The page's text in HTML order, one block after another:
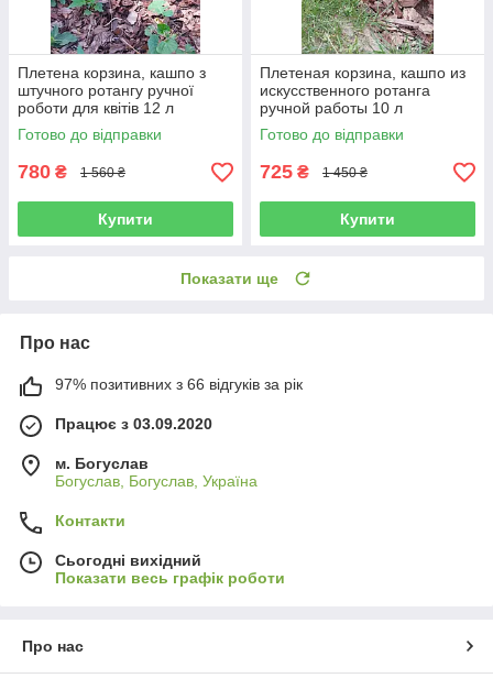
Плетена корзина, кашпо з
штучного ротангу ручної
роботи для квітів 12 л
Готово до відправки
780 ₴ 1 560 ₴
Купити
Плетеная корзина, кашпо из
искусственного ротанга
ручной работы 10 л
Готово до відправки
725 ₴ 1 450 ₴
Купити
Показати ще
Про нас
97% позитивних з 66 відгуків за рік
Працює з 03.09.2020
м. Богуслав
Богуслав, Богуслав, Україна
Контакти
Сьогодні вихідний
Показати весь графік роботи
Про нас